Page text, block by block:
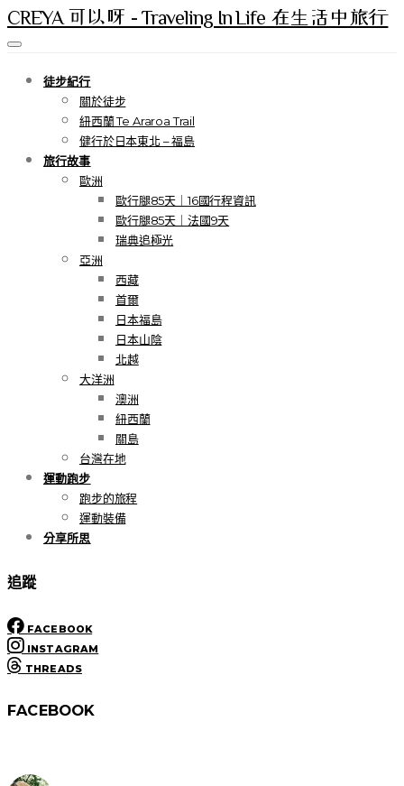
CREYA 可以呀 - Traveling In Life 在生活中旅行
徒步紀行
關於徒步
紐西蘭 Te Araroa Trail
健行於日本東北 – 福島
旅行故事
歐洲
歐行腿85天｜16國行程資訊
歐行腿85天｜法國9天
瑞典追極光
亞洲
西藏
首爾
日本福島
日本山陰
北越
大洋洲
澳洲
紐西蘭
關島
台灣在地
運動跑步
跑步的旅程
運動裝備
分享所思
追蹤
FACEBOOK
INSTAGRAM
THREADS
FACEBOOK